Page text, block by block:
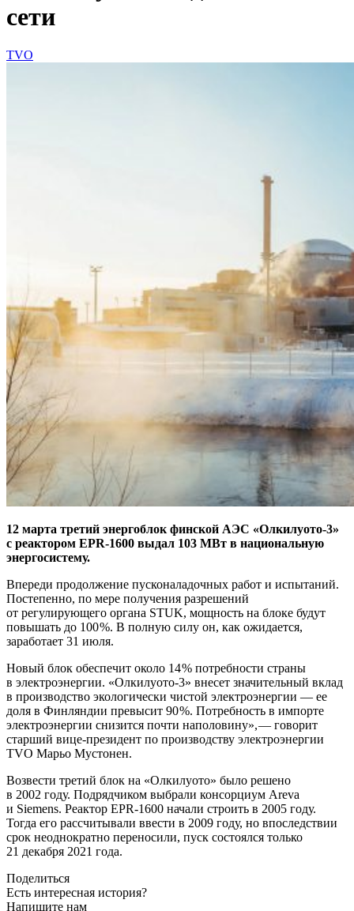
сети
TVO
12 марта третий энергоблок финской АЭС «Олкилуото-3»
с реактором EPR‑1600 выдал 103 МВт в национальную
энергосистему.
Впереди продолжение пусконаладочных работ и испытаний.
Постепенно, по мере получения разрешений
от регулирующего органа STUK, мощность на блоке будут
повышать до 100 %. В полную силу он, как ожидается,
заработает 31 июля.
Новый блок обеспечит около 14 % потребности страны
в электроэнергии. «Олкилуото‑3» внесет значительный вклад
в производство экологически чистой электроэнергии — ​ее
доля в Финляндии превысит 90 %. Потребность в импорте
электроэнергии снизится почти наполовину», — ​говорит
старший вице-президент по производству электроэнергии
TVO Марьо Мустонен.
Возвести третий блок на «Олкилуото» было решено
в 2002 году. Подрядчиком выбрали консорциум Areva
и Siemens. Реактор EPR‑1600 начали строить в 2005 году.
Тогда его рассчитывали ввести в 2009 году, но впоследствии
срок неоднократно переносили, пуск состоялся только
21 декабря 2021 года.
Поделиться
Есть интересная история?
Напишите нам